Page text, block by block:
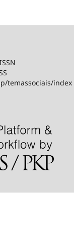
temassociais/index